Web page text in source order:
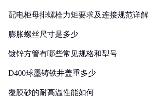
配电柜母排螺栓力矩要求及连接规范详解
膨胀螺丝尺寸是多少
镀锌方管有哪些常见规格和型号
D400球墨铸铁井盖重多少
覆膜砂的耐高温性能如何